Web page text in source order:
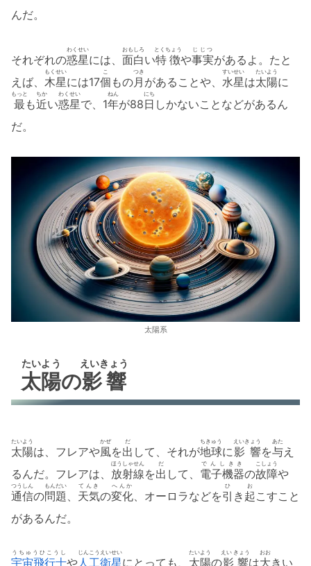
んだ。
それぞれの惑星
わくせい
には、 面白
おもしろ
い特徴
とくちょう
や事実
じじつ
があるよ。たと
えば、 木星
もくせい
には17個
こ
もの月
つき
があることや、 水星
すいせい
は太陽
たいよう
に
最
もっと
も近
ちか
い惑星
わくせい
で、1年
ねん
が88日
にち
しかないことなどがあるん
だ。
太陽系
太陽
たいよう
の影響
えいきょう
太陽
たいよう
は、フレアや風
かぜ
を出
だ
して、それが地球
ちきゅう
に影 響
えいきょう
を与
あた
え
るんだ。フレアは、 放射線
ほうしゃせん
を出
だ
して、 電子機器
でんしきき
の故障
こしょう
や
通信
つうしん
の問題
もんだい
天気
てんき
の変化
へんか
、オーロラなどを引
ひ
き 起
お
こすこと
があるんだ。
宇宙飛行士
うちゅうひこうし
や人工衛星
じんこうえいせい
にとっても、 太陽
たいよう
の影響
えい きょう
は大
おお
きい